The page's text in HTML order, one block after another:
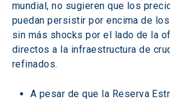
mundial, no sugieren que los
puedan persistir por encima de
sin más shocks por el lado de la
directos a la infraestructura de
refinados.
A pesar de que la Reserva